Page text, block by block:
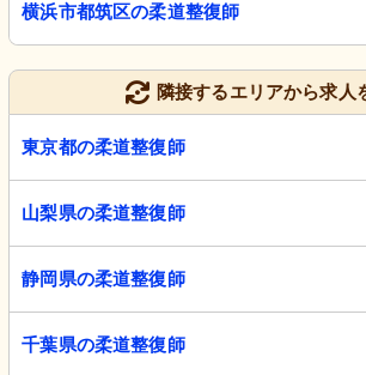
横浜市都筑区の柔道整復師
隣接するエリアから求人
東京都の柔道整復師
山梨県の柔道整復師
静岡県の柔道整復師
千葉県の柔道整復師